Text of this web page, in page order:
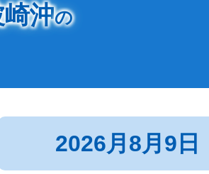
沖の
2026月8月9日